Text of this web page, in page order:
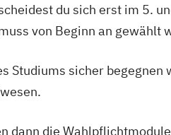
du sich erst im 5.
von Beginn an gewählt
Studiums sicher
die